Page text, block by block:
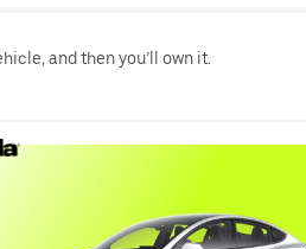
and then you’ll own it.